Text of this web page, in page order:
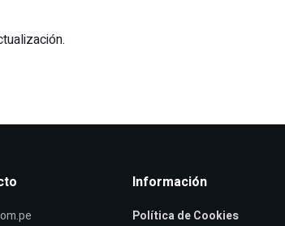
Información
Política de Cookies